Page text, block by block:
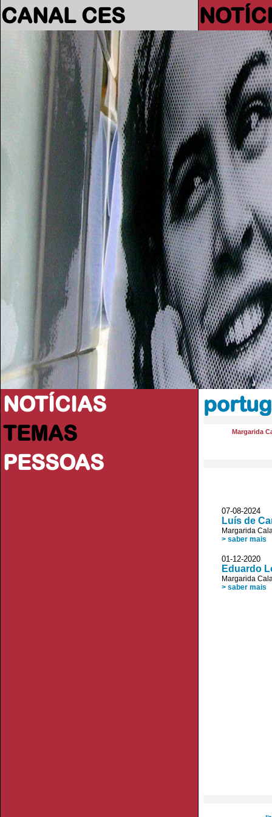
CANAL CES
NOTÍCIAS
TEMAS
PESSOAS
Margarida
07-08-2024
Luís de
Margarida
> saber mais
01-12-2020
Eduardo
Margarida
> saber mais